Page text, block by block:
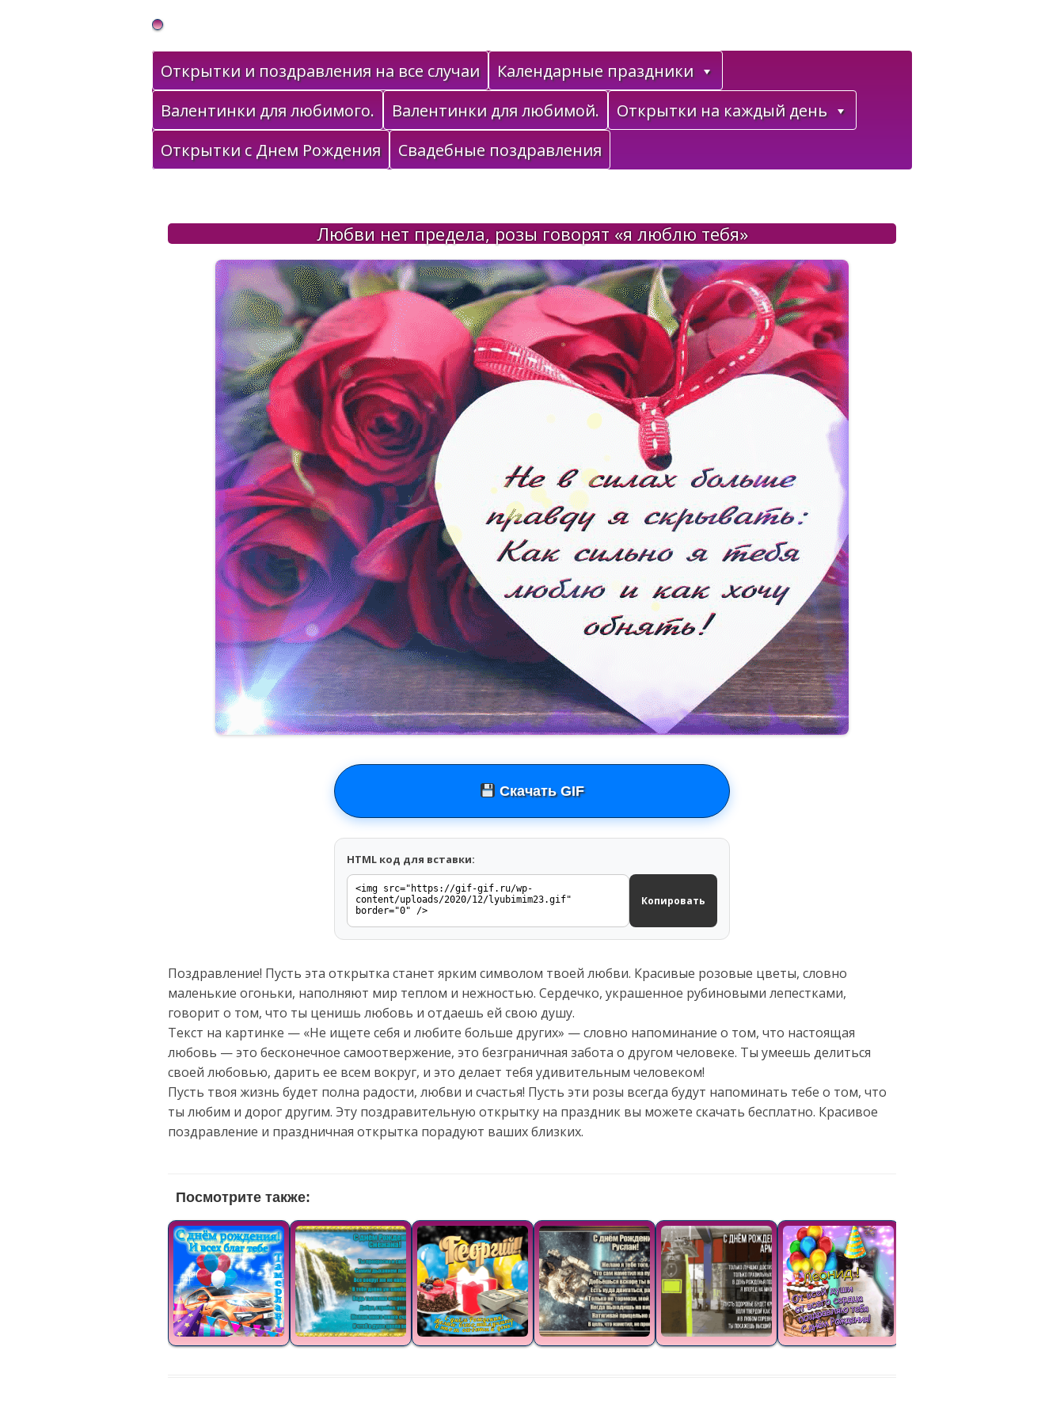
Gif Открытки в подарок
Открытки и поздравления на все случаи
Календарные праздники
Валентинки для любимого.
Валентинки для любимой.
Открытки на каждый день
Открытки с Днем Рождения
Свадебные поздравления
Любви нет предела, розы говорят «я люблю тебя»
Скачать GIF
HTML код для вставки:
Копировать
Поздравление! Пусть эта открытка станет ярким символом твоей любви. Красивые розовые цветы, словно
маленькие огоньки, наполняют мир теплом и нежностью. Сердечко, украшенное рубиновыми лепестками,
говорит о том, что ты ценишь любовь и отдаешь ей свою душу.
Текст на картинке — «Не ищете себя и любите больше других» — словно напоминание о том, что настоящая
любовь — это бесконечное самоотвержение, это безграничная забота о другом человеке. Ты умеешь делиться
своей любовью, дарить ее всем вокруг, и это делает тебя удивительным человеком!
Пусть твоя жизнь будет полна радости, любви и счастья! Пусть эти розы всегда будут напоминать тебе о том, что
ты любим и дорог другим. Эту поздравительную открытку на праздник вы можете скачать бесплатно. Красивое
поздравление и праздничная открытка порадуют ваших близких.
Посмотрите также: